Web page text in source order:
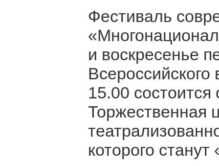
Фестиваль
и воскресенье
15.00
Торжественная
которого